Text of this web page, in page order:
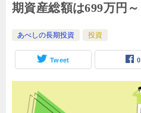
期資産総額は699万円～
あべしの長期投資 投資
Tweet 0